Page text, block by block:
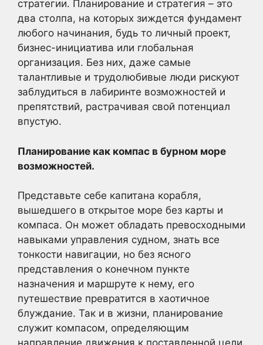
стратегии. Планирование и стратегия – это
два столпа, на которых зиждется фундамент
любого начинания, будь то личный проект,
бизнес-инициатива или глобальная
организация. Без них, даже самые
талантливые и трудолюбивые люди рискуют
заблудиться в лабиринте возможностей и
препятствий, растрачивая свой потенциал
впустую.
Планирование как компас в бурном море
возможностей.
Представьте себе капитана корабля,
вышедшего в открытое море без карты и
компаса. Он может обладать превосходными
навыками управления судном, знать все
тонкости навигации, но без ясного
представления о конечном пункте
назначения и маршруте к нему, его
путешествие превратится в хаотичное
блуждание. Так и в жизни, планирование
служит компасом, определяющим